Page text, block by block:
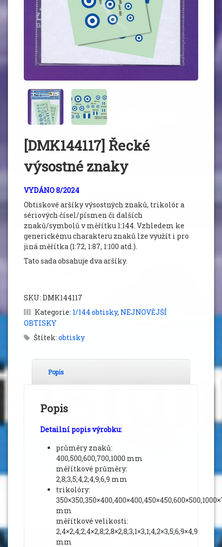
[DMK144117] Řecké
výsostné znaky
VYDÁNO 8/2024
Obtiskové aršíky výsostných znaků, trikolór a
sériových čísel/písmen či dalších
znaků/symbolů v měřítku 1:144. Vzhledem ke
generickému charakteru znaků lze využít i pro
jiná měřítka (1:72, 1:87, 1:100 atd.).
Tato sada obsahuje dva aršíky.
SKU: DMK144117
Kategorie: 1/144 obtisky, NEJNOVĚJŠÍ
OBTISKY
Štítek: obtisky
Popis
Popis
Detailní popis výrobku:
průměry znaků:
400,500,600,700,1000 mm
měřítkové průměry:
2,8;3,5;4,2;4,9;6,9 mm
trikolóry:
mm
měřítkové velikosti:
2,4×2,4;2,4×2,8;2,8×2,8;3,1×3,1;4,2×3,5;6,9×4,9
mm